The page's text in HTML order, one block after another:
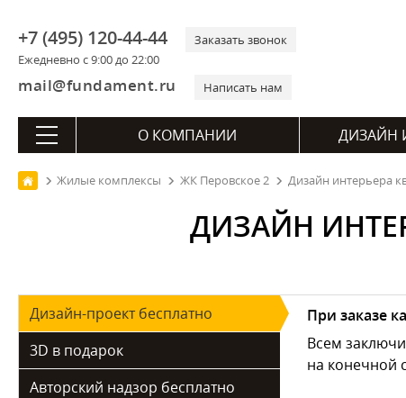
+7 (495) 120-44-44
Ежедневно с 9:00 до 22:00
Заказать звонок
mail@fundament.ru Написать нам
О КОМПАНИИ ДИЗАЙН
Жилые комплексы ЖК Перовское 2 Дизайн интерьера
ДИЗАЙН
Дизайн-проект бесплатно
3D в подарок
Авторский надзор бесплатно
При заказе
Всем
на конечной